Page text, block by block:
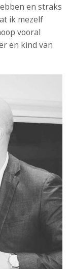
en straks
ik mezelf
vooral
en kind van